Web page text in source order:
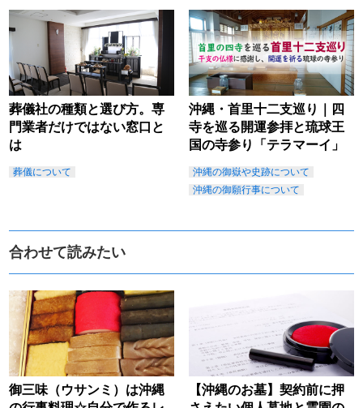
葬儀社の種類と選び方。専
門業者だけではない窓口と
は
葬儀について
沖縄・首里十二支巡り｜四
寺を巡る開運参拝と琉球王
国の寺参り「テラマーイ」
沖縄の御嶽や史跡について
沖縄の御願行事について
合わせて読みたい
御三味（ウサンミ）は沖縄
【沖縄のお墓】契約前に押